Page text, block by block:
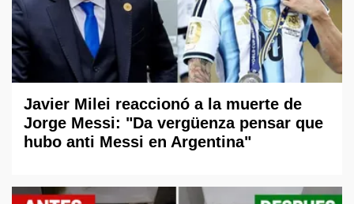
Javier Milei reaccionó a la muerte de
Jorge Messi: "Da vergüenza pensar que
hubo anti Messi en Argentina"